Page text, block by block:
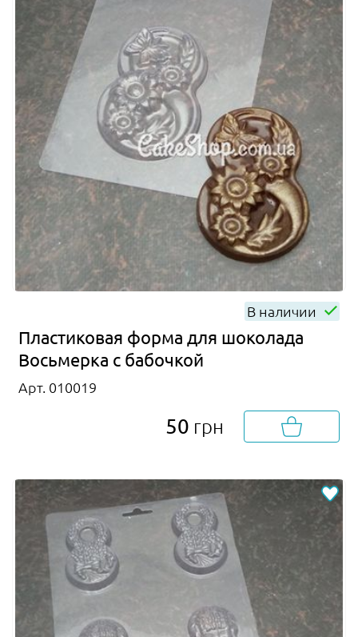
В наличии
Пластиковая форма для шоколада
Восьмерка с бабочкой
Арт. 010019
50 грн